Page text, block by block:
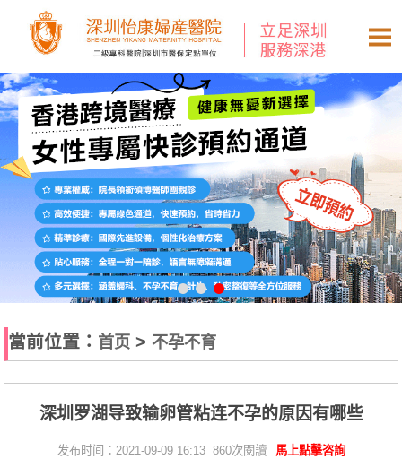
當前位置： 首页 > 不孕不育
深圳罗湖导致输卵管粘连不孕的原因有哪些
发布时间：2021-09-09 16:13 860次閱讀 馬上點擊咨詢